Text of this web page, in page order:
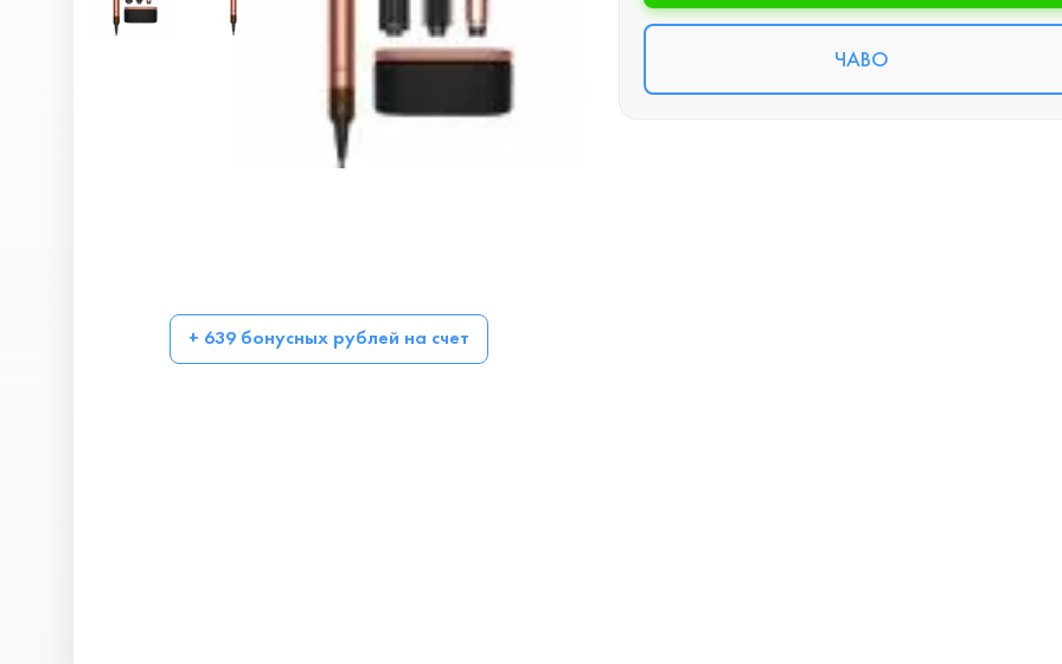
+ 639 бонусных рублей на счет
ЧАВО